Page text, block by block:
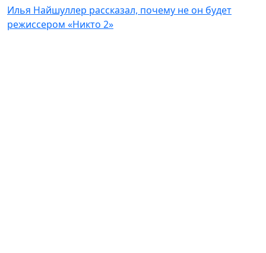
Илья Найшуллер рассказал, почему не он будет
режиссером «Никто 2»